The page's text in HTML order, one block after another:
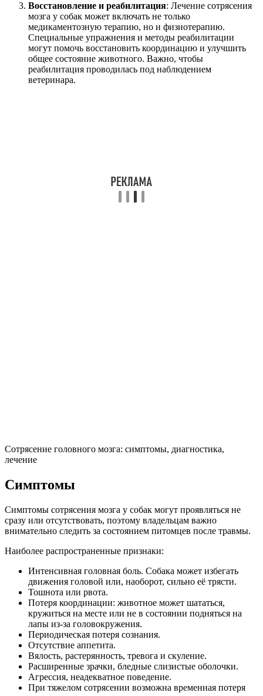
Восстановление и реабилитация: Лечение сотрясения
мозга у собак может включать не только
медикаментозную терапию, но и физиотерапию.
Специальные упражнения и методы реабилитации
могут помочь восстановить координацию и улучшить
общее состояние животного. Важно, чтобы
реабилитация проводилась под наблюдением
ветеринара.
Сотрясение головного мозга: симптомы, диагностика,
лечение
Симптомы
Симптомы сотрясения мозга у собак могут проявляться не
сразу или отсутствовать, поэтому владельцам важно
внимательно следить за состоянием питомцев после травмы.
Наиболее распространенные признаки:
Интенсивная головная боль. Собака может избегать
движения головой или, наоборот, сильно её трясти.
Тошнота или рвота.
Потеря координации: животное может шататься,
кружиться на месте или не в состоянии подняться на
лапы из-за головокружения.
Периодическая потеря сознания.
Отсутствие аппетита.
Вялость, растерянность, тревога и скуление.
Расширенные зрачки, бледные слизистые оболочки.
Агрессия, неадекватное поведение.
При тяжелом сотрясении возможна временная потеря